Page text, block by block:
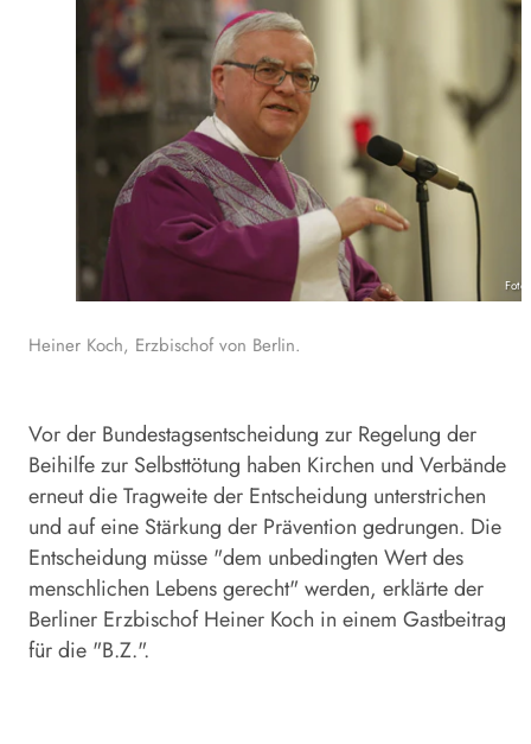
Heiner Koch, Erzbischof von Berlin.
Vor der Bundestagsentscheidung zur Regelung der
Beihilfe zur Selbsttötung haben Kirchen und Verbände
erneut die Tragweite der Entscheidung unterstrichen
und auf eine Stärkung der Prävention gedrungen. Die
Entscheidung müsse "dem unbedingten Wert des
menschlichen Lebens gerecht" werden, erklärte der
Berliner Erzbischof Heiner Koch in einem Gastbeitrag
für die "B.Z.".